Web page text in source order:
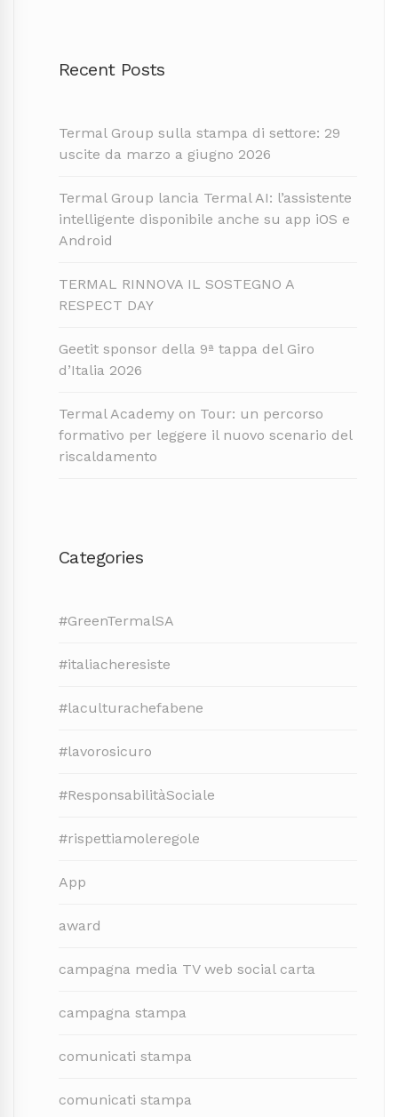
Recent Posts
Termal Group sulla stampa di settore: 29
uscite da marzo a giugno 2026
Termal Group lancia Termal AI: l’assistente
intelligente disponibile anche su app iOS e
Android
TERMAL RINNOVA IL SOSTEGNO A
RESPECT DAY
Geetit sponsor della 9ª tappa del Giro
d’Italia 2026
Termal Academy on Tour: un percorso
formativo per leggere il nuovo scenario del
riscaldamento
Categories
#GreenTermalSA
#italiacheresiste
#laculturachefabene
#lavorosicuro
#ResponsabilitàSociale
#rispettiamoleregole
App
award
campagna media TV web social carta
campagna stampa
comunicati stampa
comunicati stampa